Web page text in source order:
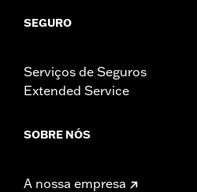
SEGURO
Serviços de Seguros
Extended Service
SOBRE NÓS
A nossa empresa